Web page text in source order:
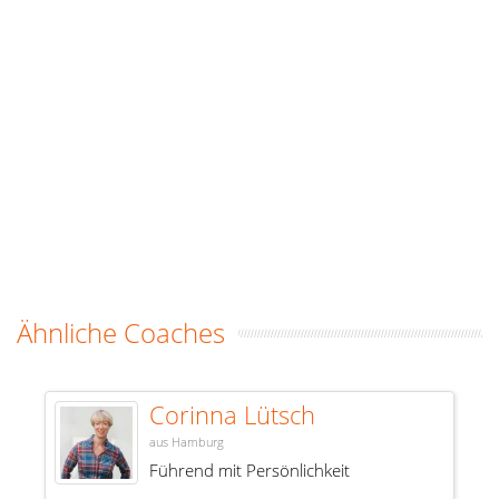
Ähnliche Coaches
Corinna Lütsch
aus Hamburg
Führend mit Persönlichkeit